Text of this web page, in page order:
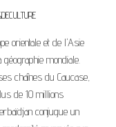
orientale et de l'Asie
mondiale.
chaînes du Caucase,
de 10 millions
conjugue un